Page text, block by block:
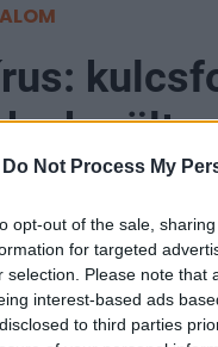
Do Not Process My
opt-out of the sale,
for targeted
selection. Please note
interest-based ads
to third parties
került
került az új
első tétele -